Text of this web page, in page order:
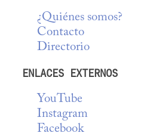
¿Quiénes somos?
Contacto
Directorio
ENLACES EXTERNOS
YouTube
Instagram
Facebook